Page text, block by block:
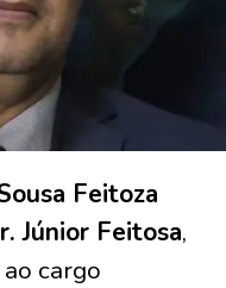
Feitoza
Júnior Feitosa,
cargo